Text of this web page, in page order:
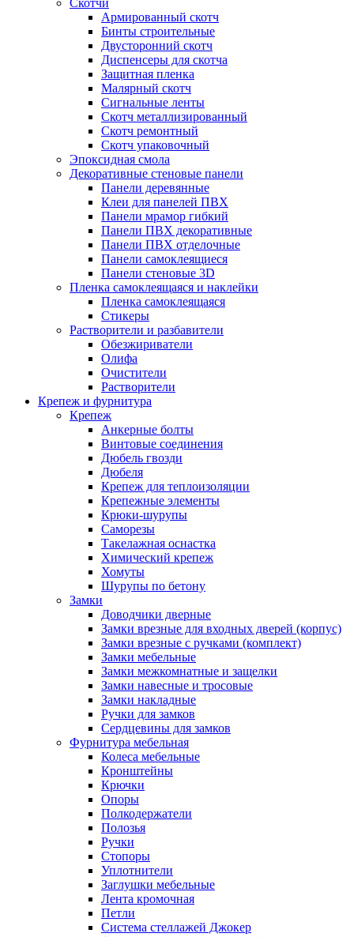
Скотчи
Армированный скотч
Бинты строительные
Двусторонний скотч
Диспенсеры для скотча
Защитная пленка
Малярный скотч
Сигнальные ленты
Скотч металлизированный
Скотч ремонтный
Скотч упаковочный
Эпоксидная смола
Декоративные стеновые панели
Панели деревянные
Клеи для панелей ПВХ
Панели мрамор гибкий
Панели ПВХ декоративные
Панели ПВХ отделочные
Панели самоклеящиеся
Панели стеновые 3D
Пленка самоклеящаяся и наклейки
Пленка самоклеящаяся
Стикеры
Растворители и разбавители
Обезжириватели
Олифа
Очистители
Растворители
Крепеж и фурнитура
Крепеж
Анкерные болты
Винтовые соединения
Дюбель гвозди
Дюбеля
Крепеж для теплоизоляции
Крепежные элементы
Крюки-шурупы
Саморезы
Такелажная оснастка
Химический крепеж
Хомуты
Шурупы по бетону
Замки
Доводчики дверные
Замки врезные для входных дверей (корпус)
Замки врезные с ручками (комплект)
Замки мебельные
Замки межкомнатные и защелки
Замки навесные и тросовые
Замки накладные
Ручки для замков
Сердцевины для замков
Фурнитура мебельная
Колеса мебельные
Кронштейны
Крючки
Опоры
Полкодержатели
Полозья
Ручки
Стопоры
Уплотнители
Заглушки мебельные
Лента кромочная
Петли
Система стеллажей Джокер